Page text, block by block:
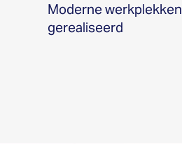
Moderne werkplekken
gerealiseerd